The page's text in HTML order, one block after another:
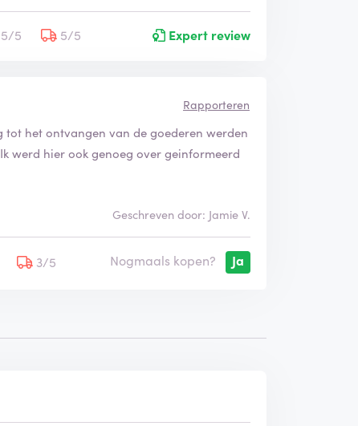
5 5/5 Expert review
Rapporteren
het ontvangen van de goederen werden
werd hier ook genoeg over geinformeerd
Geschreven door: Jamie V.
3/5 Nogmaals kopen? Ja